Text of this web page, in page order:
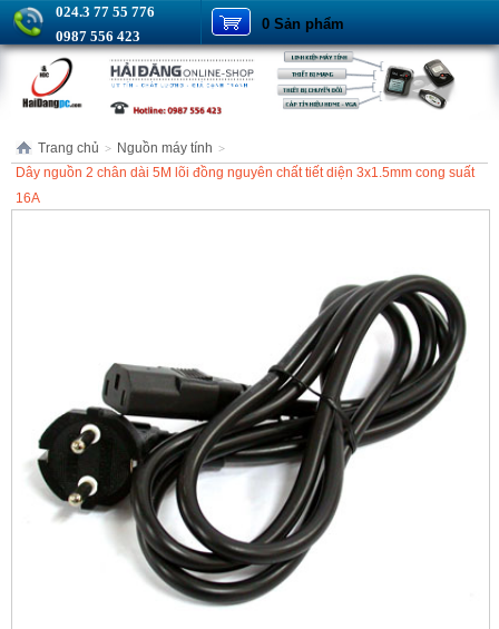
024.3 77 55 776
0987 556 423
0 Sản phẩm
Trang chủ > Nguồn máy tính >
Dây nguồn 2 chân dài 5M lõi đồng nguyên chất tiết diện 3x1.5mm cong suất
16A